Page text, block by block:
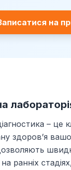
на
– це
здоров’я
ранніх